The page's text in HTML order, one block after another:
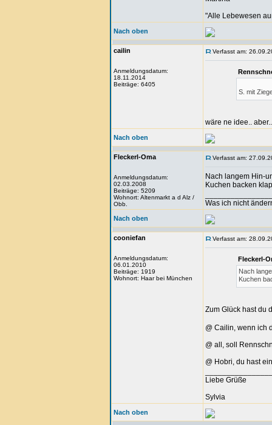
"Alle Lebewesen
Nach oben
cailin
Anmeldungsdatum:
18.11.2014
Beiträge: 6405
Verfasst am:
S. mit
wäre ne idee..
Nach oben
Fleckerl-Oma
Anmeldungsdatum:
02.03.2008
Beiträge: 5209
Wohnort: Altenmarkt a d Alz /
Obb.
Verfasst am:
Nach langem Hin-
Kuchen backen
Was ich nicht
Nach oben
cooniefan
Anmeldungsdatum:
06.01.2010
Beiträge: 1919
Wohnort: Haar bei München
Verfasst am:
Fleckerl-
Nach
Kuchen
Zum Glück hast du
@ Cailin, wenn ich
@ all, soll
@ Hobri, du hast
Liebe Grüße
Sylvia
Nach oben